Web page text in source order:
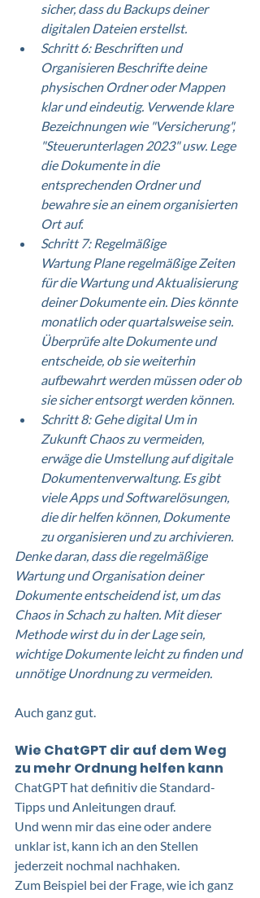
sicher, dass du Backups deiner
digitalen Dateien erstellst.
Schritt 6: Beschriften und
Organisieren Beschrifte deine
physischen Ordner oder Mappen
klar und eindeutig. Verwende klare
Bezeichnungen wie "Versicherung",
"Steuerunterlagen 2023" usw. Lege
die Dokumente in die
entsprechenden Ordner und
bewahre sie an einem organisierten
Ort auf.
Schritt 7: Regelmäßige
Wartung Plane regelmäßige Zeiten
für die Wartung und Aktualisierung
deiner Dokumente ein. Dies könnte
monatlich oder quartalsweise sein.
Überprüfe alte Dokumente und
entscheide, ob sie weiterhin
aufbewahrt werden müssen oder ob
sie sicher entsorgt werden können.
Schritt 8: Gehe digital Um in
Zukunft Chaos zu vermeiden,
erwäge die Umstellung auf digitale
Dokumentenverwaltung. Es gibt
viele Apps und Softwarelösungen,
die dir helfen können, Dokumente
zu organisieren und zu archivieren.
Denke daran, dass die regelmäßige
Wartung und Organisation deiner
Dokumente entscheidend ist, um das
Chaos in Schach zu halten. Mit dieser
Methode wirst du in der Lage sein,
wichtige Dokumente leicht zu finden und
unnötige Unordnung zu vermeiden.
Auch ganz gut.
Wie ChatGPT dir auf dem Weg
zu mehr Ordnung helfen kann
ChatGPT hat definitiv die Standard-
Tipps und Anleitungen drauf.
Und wenn mir das eine oder andere
unklar ist, kann ich an den Stellen
jederzeit nochmal nachhaken.
Zum Beispiel bei der Frage, wie ich ganz